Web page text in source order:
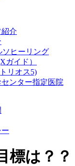
介
ソヒーリング
ガイド）
リオス5)
ンター指定医院
標は？？